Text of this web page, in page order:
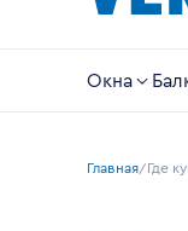
Окна
Главная Где